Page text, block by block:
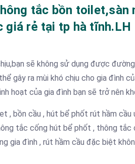
tắc bồn toilet,sàn
giá rẻ tại tp hà tĩnh.LH
sẽ không sử dụng được
gây ra mùi khó chịu cho gia đình
hoạt của gia đình bạn sẽ trở nên
, bồn cầu , hút bể phốt rút hầm cầu
tắc cống hút bể phốt , thông
gia đình , rút hầm cầu đặc biệt